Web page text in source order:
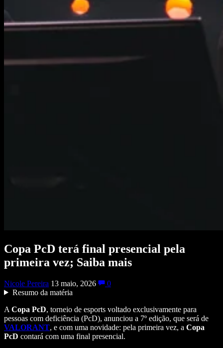
Copa PcD terá final presencial pela
primeira vez; Saiba mais
Nicole Pereira 13 maio, 2026
0
Resumo da matéria
A Copa PcD, torneio de esports voltado exclusivamente para
pessoas com deficiência (PcD), anunciou a 7º edição, que será de
VALORANT, e com uma novidade: pela primeira vez, a Copa
PcD contará com uma final presencial.